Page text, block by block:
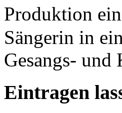
Produktion
Sängerin in
Gesangs-
Eintragen